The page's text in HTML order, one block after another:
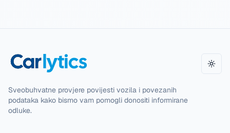
Sveobuhvatne provjere povijesti vozila i povezanih
podataka kako bismo vam pomogli donositi informirane
odluke.